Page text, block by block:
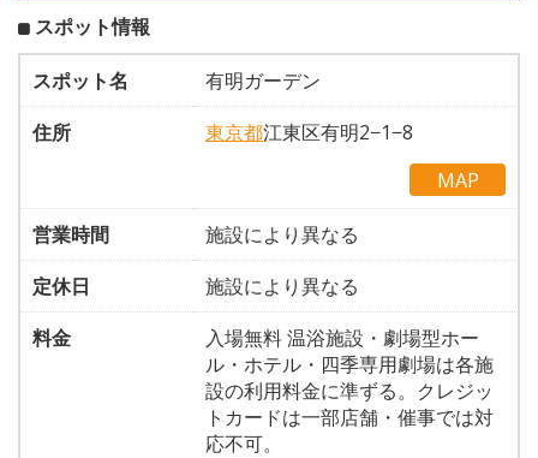
スポット情報
スポット名
有明ガーデン
住所
東京都江東区有明2−1−8
MAP
営業時間
施設により異なる
定休日
施設により異なる
料金
入場無料 温浴施設・劇場型ホー
ル・ホテル・四季専用劇場は各施
設の利用料金に準ずる。クレジッ
トカードは一部店舗・催事では対
応不可。